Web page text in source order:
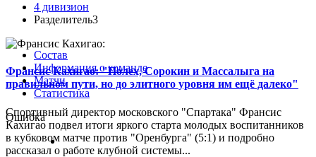
4 дивизион
Разделитель3
Франсис Кахигао: "Полех, Сорокин и Массалыга на
правильном пути, но до элитного уровня им ещё далеко"
Спортивный директор московского "Спартака" Франсис
Кахигао подвел итоги яркого старта молодых воспитанников
в кубковом матче против "Оренбурга" (5:1) и подробно
рассказал о работе клубной системы...
Состав
Информация о команде
Матчи
Статистика
Ошибка